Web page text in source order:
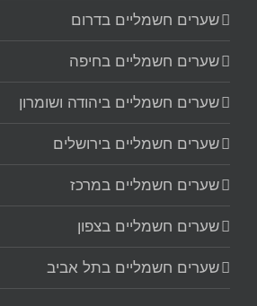
שערים חשמליים בדרום
שערים חשמליים בחיפה
שערים חשמליים ביהודה ושומרון
שערים חשמליים בירושלים
שערים חשמליים במרכז
שערים חשמליים בצפון
שערים חשמליים בתל אביב